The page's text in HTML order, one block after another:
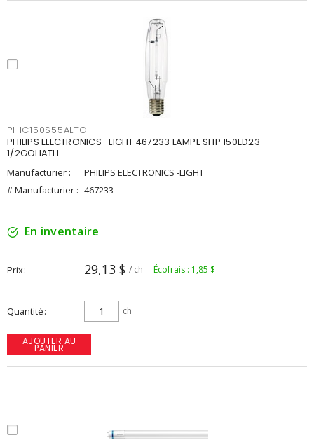
PHIC150S55ALTO
PHILIPS ELECTRONICS -LIGHT 467233 LAMPE SHP 150ED23
1/2GOLIATH
Manufacturier :
PHILIPS ELECTRONICS -LIGHT
# Manufacturier : 467233
En inventaire
Prix 29,13 $ / ch Écofrais : 1,85 $
Quantité ch
AJOUTER AU
PANIER